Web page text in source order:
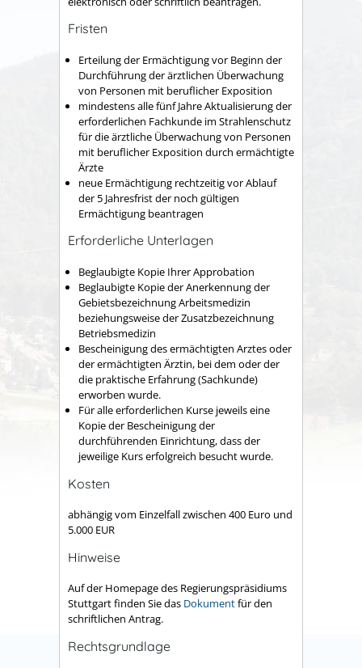
Fristen
Erteilung der Ermächtigung vor Beginn der
Durchführung der ärztlichen Überwachung
von Personen mit beruflicher Exposition
mindestens alle fünf Jahre Aktualisierung der
erforderlichen Fachkunde im Strahlenschutz
für die ärztliche Überwachung von Personen
mit beruflicher Exposition durch ermächtigte
Ärzte
neue Ermächtigung rechtzeitig vor Ablauf
der 5 Jahresfrist der noch gültigen
Ermächtigung beantragen
Erforderliche Unterlagen
Beglaubigte Kopie Ihrer Approbation
Beglaubigte Kopie der Anerkennung der
Gebietsbezeichnung Arbeitsmedizin
beziehungsweise der Zusatzbezeichnung
Betriebsmedizin
Bescheinigung des ermächtigten Arztes oder
der ermächtigten Ärztin, bei dem oder der
die praktische Erfahrung (Sachkunde)
erworben wurde.
Für alle erforderlichen Kurse jeweils eine
Kopie der Bescheinigung der
durchführenden Einrichtung, dass der
jeweilige Kurs erfolgreich besucht wurde.
Kosten
abhängig vom Einzelfall zwischen 400 Euro und
5.000 EUR
Hinweise
Auf der Homepage des Regierungspräsidiums
Stuttgart finden Sie das Dokumentfür den
schriftlichen Antrag.
Rechtsgrundlage